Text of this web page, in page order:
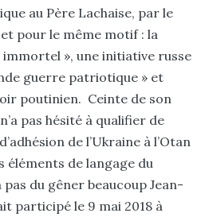
au Père Lachaise, par le
pour le même motif : la
», une initiative russe
guerre patriotique » et
poutinien. Ceinte de son
pas hésité à qualifier de
de l’Ukraine à l’Otan
éléments de langage du
pas du gêner beaucoup Jean-
participé le 9 mai 2018 à